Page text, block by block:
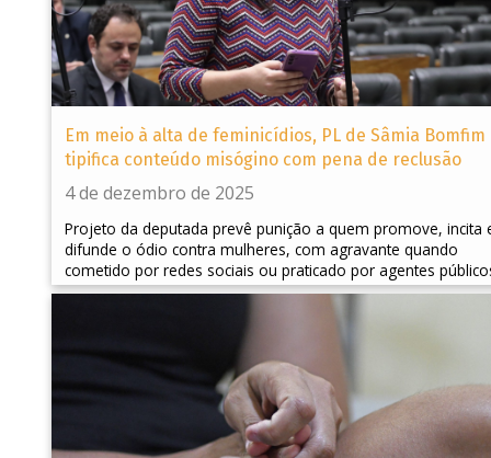
Em meio à alta de feminicídios, PL de Sâmia Bomfim
tipifica conteúdo misógino com pena de reclusão
4 de dezembro de 2025
Projeto da deputada prevê punição a quem promove, incita
difunde o ódio contra mulheres, com agravante quando
cometido por redes sociais ou praticado por agentes